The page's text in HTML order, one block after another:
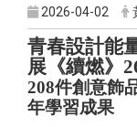
2026-04-02
青春設計能
展《續燃》
208件創意飾
年學習成果